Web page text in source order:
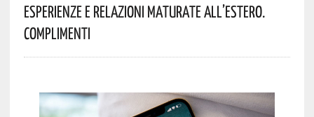
Esperienze E Relazioni Maturate All’estero.
Complimenti